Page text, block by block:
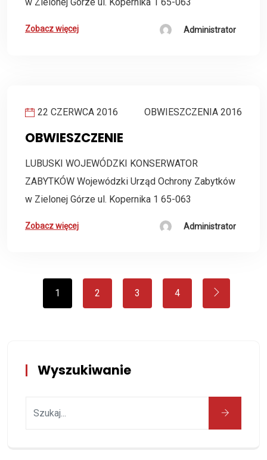
w Zielonej Górze ul. Kopernika 1 65-063
Zobacz więcej Administrator
22 CZERWCA 2016 OBWIESZCZENIA 2016
OBWIESZCZENIE
LUBUSKI WOJEWÓDZKI KONSERWATOR
ZABYTKÓW Wojewódzki Urząd Ochrony Zabytków
w Zielonej Górze ul. Kopernika 1 65-063
Zobacz więcej Administrator
1 2 3 4
Wyszukiwanie